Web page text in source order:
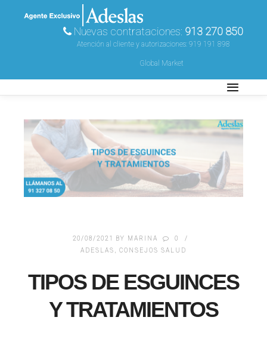
Nuevas contrataciones: 913 270 850
Atención al cliente y autorizaciones: 919 191 898
Global Market
20/08/2021 BY MARINA
0
ADESLAS , CONSEJOS SALUD
TIPOS DE ESGUINCES
Y TRATAMIENTOS